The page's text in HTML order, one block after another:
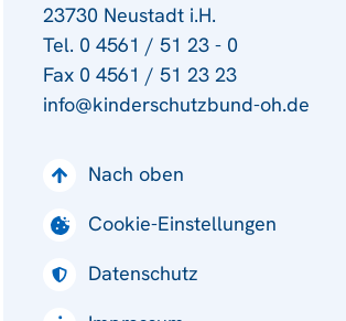
23730 Neustadt i.H.
Tel. 0 4561 / 51 23 - 0
Fax 0 4561 / 51 23 23
info@kinderschutzbund-oh.de
Nach oben
Cookie-Einstellungen
Datenschutz